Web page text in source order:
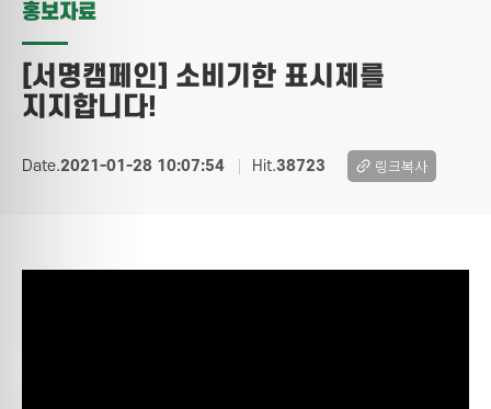
홍보자료
[서명캠페인] 소비기한 표시제를
지지합니다!
Date.2021-01-28 10:07:54 Hit.38723 링크복사